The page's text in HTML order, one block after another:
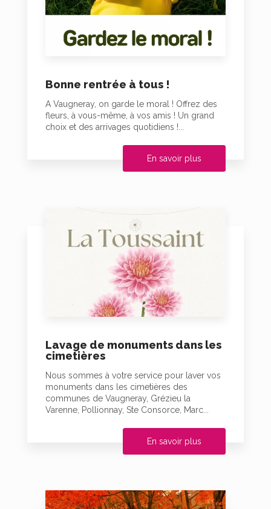
Bonne rentrée à tous !
A Vaugneray, on garde le moral ! Offrez des
fleurs, à vous-même, à vos amis ! Un grand
choix et des arrivages quotidiens !...
En savoir plus
Lavage de monuments dans les
cimetières
Nous sommes à votre service pour laver vos
monuments dans les cimetières des
communes de Vaugneray, Grézieu la
Varenne, Pollionnay, Ste Consorce, Marc...
En savoir plus